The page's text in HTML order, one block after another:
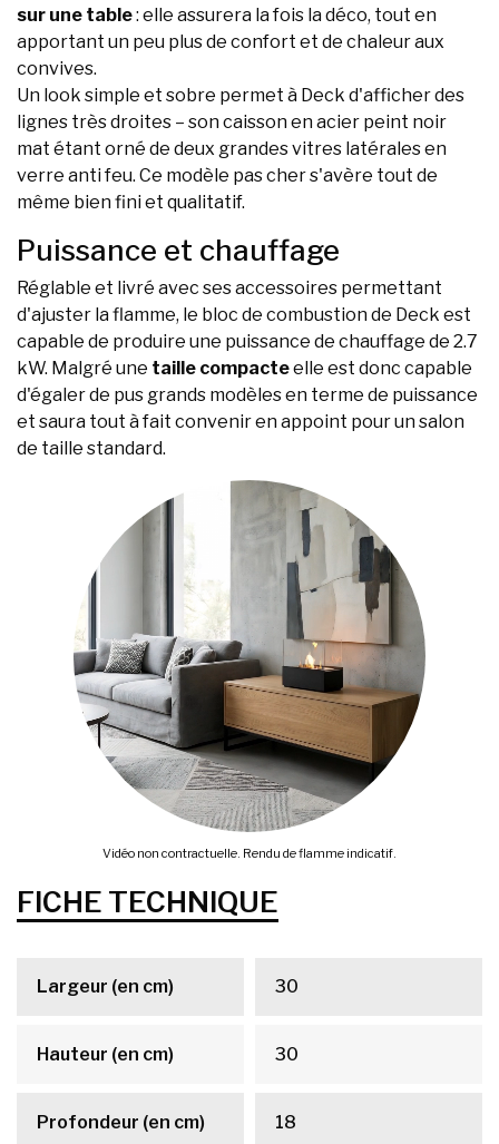
sur une table: elle assurera la fois la déco, tout en
apportant un peu plus de confort et de chaleur aux
convives.
Un look simple et sobre permet à Deck d'afficher des
lignes très droites – son caisson en acier peint noir
mat étant orné de deux grandes vitres latérales en
verre anti feu. Ce modèle pas cher s'avère tout de
même bien fini et qualitatif.
Puissance et chauffage
Réglable et livré avec ses accessoires permettant
d'ajuster la flamme, le bloc de combustion de Deck est
capable de produire une puissance de chauffage de 2.7
kW. Malgré une taille compacteelle est donc capable
d'égaler de pus grands modèles en terme de puissance
et saura tout à fait convenir en appoint pour un salon
de taille standard.
Vidéo non contractuelle. Rendu de flamme indicatif.
FICHE TECHNIQUE
Largeur (en cm) 30
Hauteur (en cm) 30
Profondeur (en cm) 18